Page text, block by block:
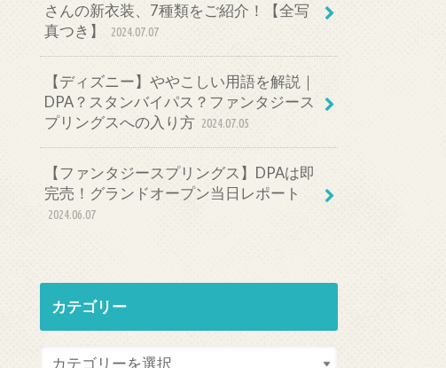
さんの新衣装、7種類をご紹介！【全写
真つき】
2024.07.07
【ディズニー】ややこしい用語を解説｜
DPA？スタンバイパス？ファンタジース
プリングスへの入り方 2024.07.05
【ファンタジースプリングス】DPAは即
完売！グランドオープン当日レポート
2024.06.07
カテゴリー